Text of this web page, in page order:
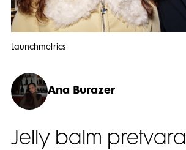
Launchmetrics
Ana Burazer
Jelly balm pretvara